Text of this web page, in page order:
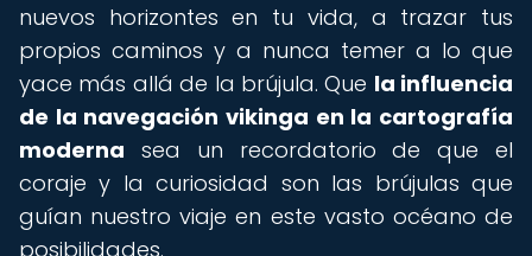
nuevos horizontes en tu vida, a trazar tus
propios caminos y a nunca temer a lo que
yace más allá de la brújula. Que la influencia
de la navegación vikinga en la cartografía
moderna sea un recordatorio de que el
coraje y la curiosidad son las brújulas que
guían nuestro viaje en este vasto océano de
posibilidades.